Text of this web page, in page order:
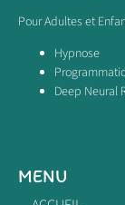
Pour Adultes et
Hypnose
Deep Neural
MENU